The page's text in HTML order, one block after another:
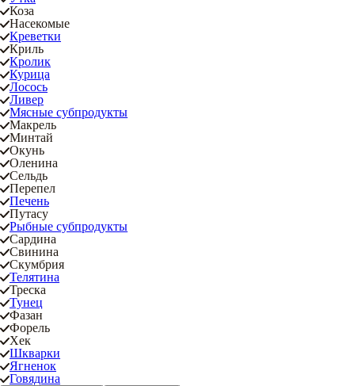
Коза
Насекомые
Креветки
Криль
Кролик
Курица
Лосось
Ливер
Мясные субпродукты
Макрель
Минтай
Окунь
Оленина
Сельдь
Перепел
Печень
Путасу
Рыбные субпродукты
Сардина
Свинина
Скумбрия
Телятина
Треска
Тунец
Фазан
Форель
Хек
Шкварки
Ягненок
Говядина